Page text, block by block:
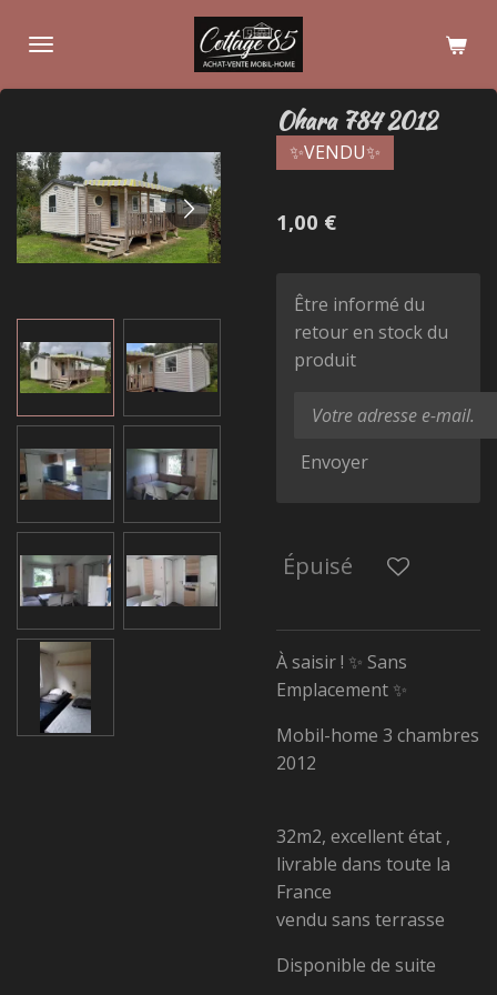
au
Ohara 784 2012
✨VENDU✨
1,00 €
Être informé du
retour en stock du
produit
Envoyer
Épuisé
À saisir ! ✨ Sans
Emplacement ✨
Mobil-home 3 chambres
2012
32m2, excellent état ,
livrable dans toute la
France
vendu sans terrasse
Disponible de suite